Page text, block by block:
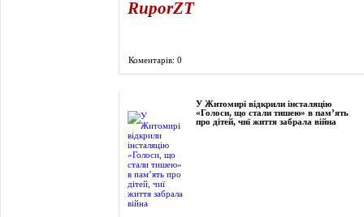
RuporZT
Коментарів: 0
У Житомирі відкрили інсталяцію
«Голоси, що стали тишею» в пам’ять
про дітей, чиї життя забрала війна